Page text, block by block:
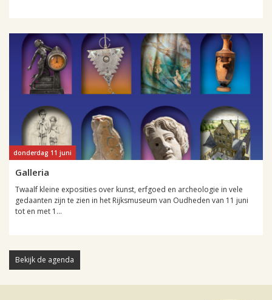
donderdag 11 juni
Galleria
Twaalf kleine exposities over kunst, erfgoed en archeologie in vele
gedaanten zijn te zien in het Rijksmuseum van Oudheden van 11 juni
tot en met 1...
Bekijk de agenda